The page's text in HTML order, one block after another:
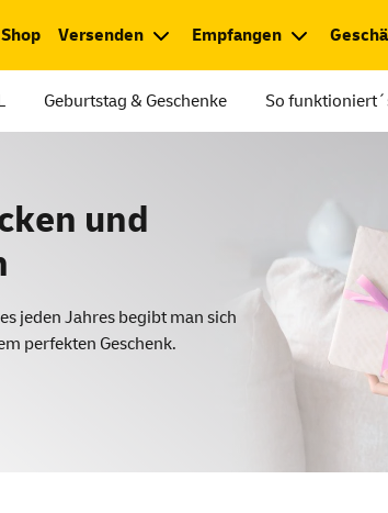
Shop Versenden Empfangen
Geburtstag & Geschenke So
und
jeden Jahres begibt man sich
perfekten Geschenk.